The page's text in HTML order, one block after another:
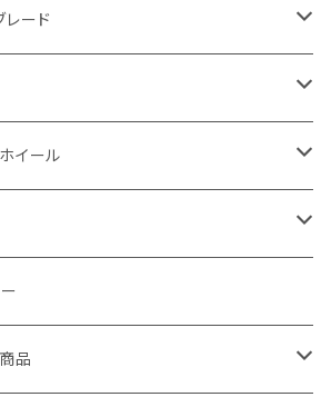
用
チップ
ップ
ップ
用
用
ップ
ップ
ップ
ップ
断用
用
用
用
用
用ード
面）
イール
品